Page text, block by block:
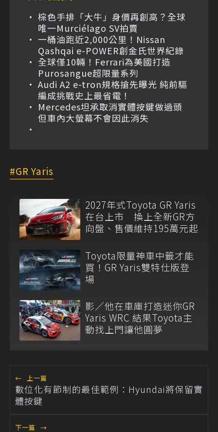
棕色手排「大牛」身價再創高？全球
唯一Murciélago SV拍賣
一桶油跑近2,000公里！Nissan
Qashqai e-POWER創金氏世界紀錄
全球僅10輛！Ferrari為美國打造
Purosangue超限量系列
Audi A2 e-tron規格搶先曝光 純前驅
編成挑戰史上最省電！
Mercedes坦承取消實體按鍵做過頭
但車內大螢幕不會因此消失
GR Yaris
2027年式Toyota GR Yaris
在台上市 換上全新GR方
向盤、售價維持195萬元起
Toyota限量神車中籤才能
買！GR Yaris雙特仕版登
場
影／他在車庫打造迷你GR
Yaris WRC 結果Toyota主
動找上門讓他圓夢
← 上一篇
數位化有節制的最佳範例：Hyundai將保留實
體按鍵
下一篇 →